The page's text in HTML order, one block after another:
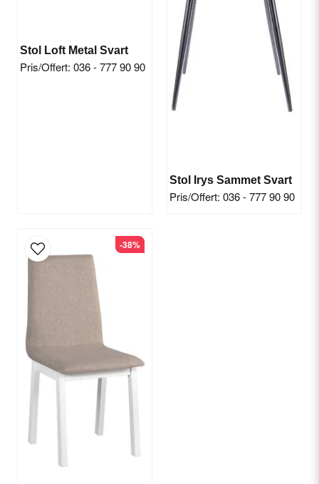
Stol Loft Metal Svart
Pris/Offert: 036 - 777 90 90
Stol Irys Sammet Svart
Pris/Offert: 036 - 777 90 90
-38%
Send question